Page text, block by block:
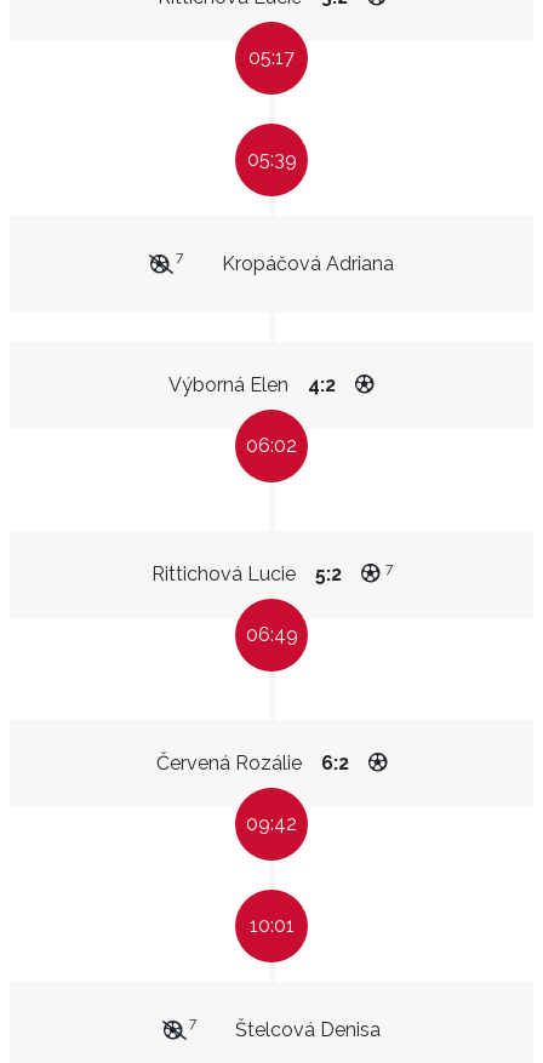
05:17
05:39
Kropáčová Adriana
7
Výborná Elen 4:2
06:02
Rittichová Lucie 5:2 7
06:49
Červená Rozálie 6:2
09:42
10:01
Štelcová Denisa
7